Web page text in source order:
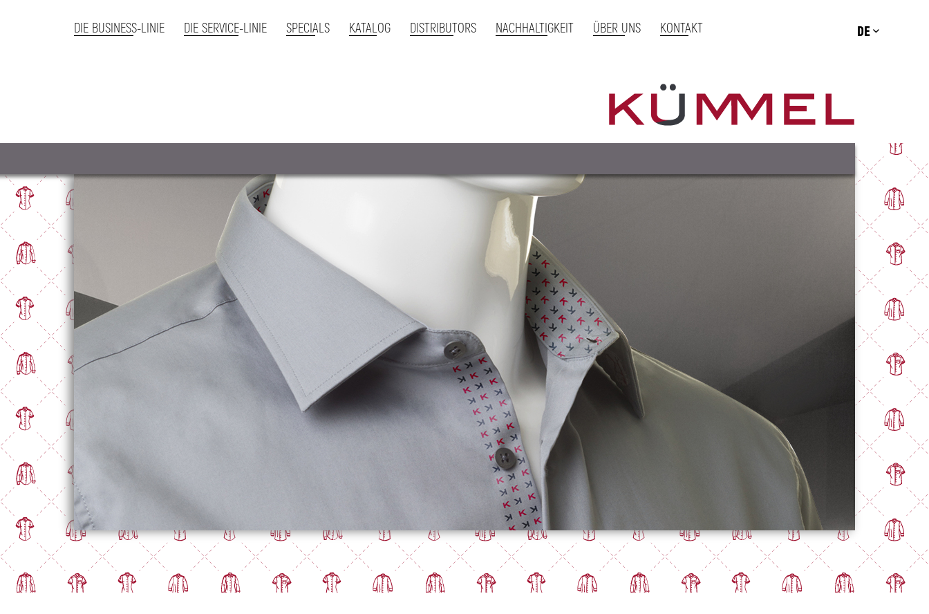
DIE BUSINESS-LINIE DIE SERVICE-LINIE SPECIALS KATALOG DISTRIBUTORS NACHHALTIGKEIT ÜBER UNS KONTAKT